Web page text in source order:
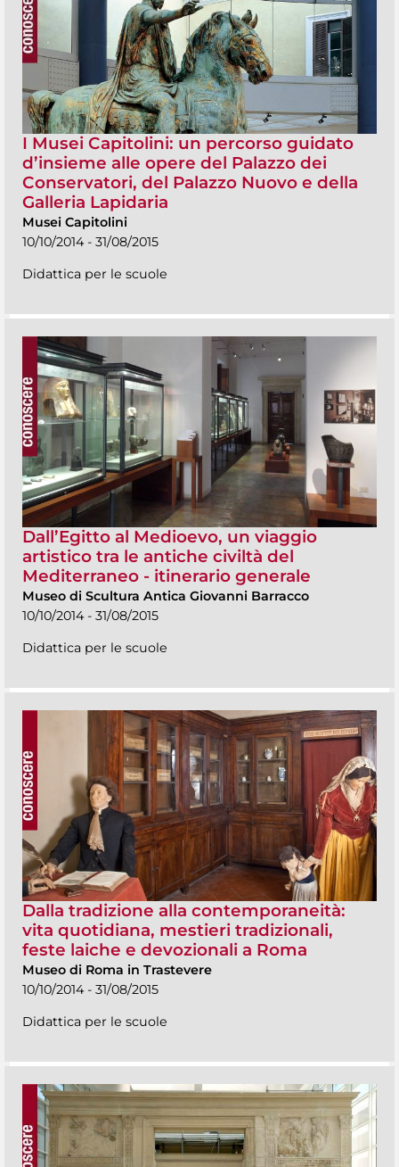
I Musei Capitolini: un percorso guidato
d’insieme alle opere del Palazzo dei
Conservatori, del Palazzo Nuovo e della
Galleria Lapidaria
Musei Capitolini
10/10/2014 - 31/08/2015
Didattica per le scuole
Dall’Egitto al Medioevo, un viaggio
artistico tra le antiche civiltà del
Mediterraneo - itinerario generale
Museo di Scultura Antica Giovanni Barracco
10/10/2014 - 31/08/2015
Didattica per le scuole
Dalla tradizione alla contemporaneità:
vita quotidiana, mestieri tradizionali,
feste laiche e devozionali a Roma
Museo di Roma in Trastevere
10/10/2014 - 31/08/2015
Didattica per le scuole